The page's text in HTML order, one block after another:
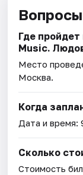
Где
Music.
Место
Москва.
Когда
Дата и время:
Сколько
Стоимость